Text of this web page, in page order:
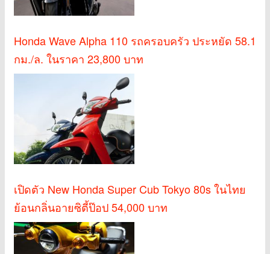
Honda Wave Alpha 110 รถครอบครัว ประหยัด 58.1
กม./ล. ในราคา 23,800 บาท
เปิดตัว New Honda Super Cub Tokyo 80s ในไทย
ย้อนกลิ่นอายซิตี้ป๊อป 54,000 บาท